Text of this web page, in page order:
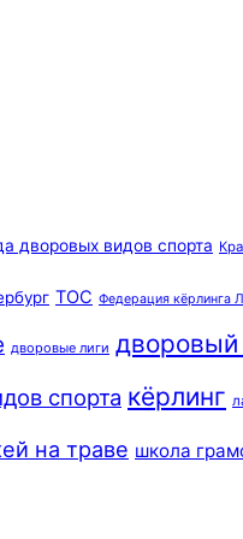
дворовых видов спорта
ТОС Федерация кёрлинга
дворовые лиги дворовый
спорта кёрлинг
на траве школа